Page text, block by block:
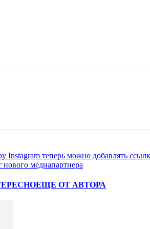
Instagram теперь можно добавлять
медиапартнера
ЕЩЕ ОТ АВТОРА